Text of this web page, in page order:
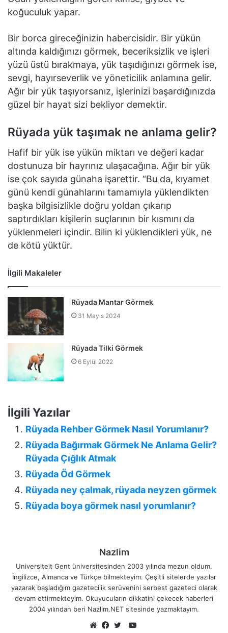
koğuculuk yapar.
Bir borca gireceğinizin habercisidir. Bir yükün
altında kaldığınızı görmek, beceriksizlik ve işleri
yüzü üstü bırakmaya, yük taşıdığınızı görmek ise,
sevgi, hayırseverlik ve yöneticilik anlamına gelir.
Ağır bir yük taşıyorsanız, işlerinizi başardığınızda
güzel bir hayat sizi bekliyor demektir.
Rüyada yük taşımak ne anlama gelir?
Hafif bir yük ise yükün miktarı ve değeri kadar
dostunuza bir hayrınız ulaşacağına. Ağır bir yük
ise çok sayıda günaha işarettir. “Bu da, kıyamet
günü kendi günahlarını tamamıyla yüklendikten
başka bilgisizlikle doğru yoldan çıkarıp
saptırdıkları kişilerin suçlarının bir kısmını da
yüklenmeleri içindir. Bilin ki yüklendikleri yük, ne
de kötü yüktür.
İlgili Makaleler
Rüyada Mantar Görmek
31 Mayıs 2024
Rüyada Tilki Görmek
6 Eylül 2022
İlgili Yazılar
Rüyada Rehber Görmek Nasıl Yorumlanır?
Rüyada Bağırmak Görmek Ne Anlama Gelir?
Rüyada Çığlık Atmak
Rüyada Öd Görmek
Rüyada ney çalmak, rüyada neyzen görmek
Rüyada boya görmek nasıl yorumlanır?
Nazlim
Universiteit Gent üniversitesinden 2003 yılında mezun oldum.
İngilizce, Almanca ve Türkçe bilmekteyim. Çeşitli sitelerde yazılar
yazarak başladığım gazetecilik serüvenini serbest gazeteci olarak
devam ettirmekteyim. Okuyucuların dikkatini çekecek haberleri
2004 yılından beri Nazlim.NET sitesinde yazmaktayım.
YouTube